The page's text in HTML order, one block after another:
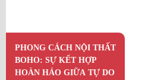
PHONG CÁCH NỘI THẤT
BOHO: SỰ KẾT HỢP
HOÀN HẢO GIỮA TỰ DO